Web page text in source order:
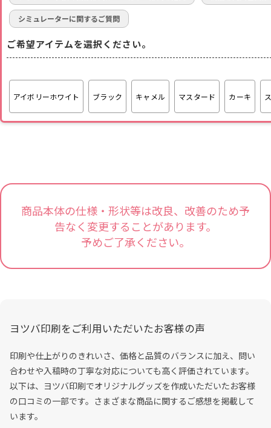
シミュレーターに関するご質問
ご希望アイテムを選択ください。
アイボリーホワイト ブラック キャメル マスタード カーキ
商品本体の仕様・形状等は改良、改善のため予
告なく変更することがあります。
予めご了承ください。
ヨツバ印刷をご利用いただいたお客様の声
印刷や仕上がりのきれいさ、価格と品質のバランスに加え、問い
合わせや入稿時の丁寧な対応についても高く評価されています。
以下は、ヨツバ印刷でオリジナルグッズを作成いただいたお客様
の口コミの一部です。さまざまな商品に関するご感想を掲載して
います。